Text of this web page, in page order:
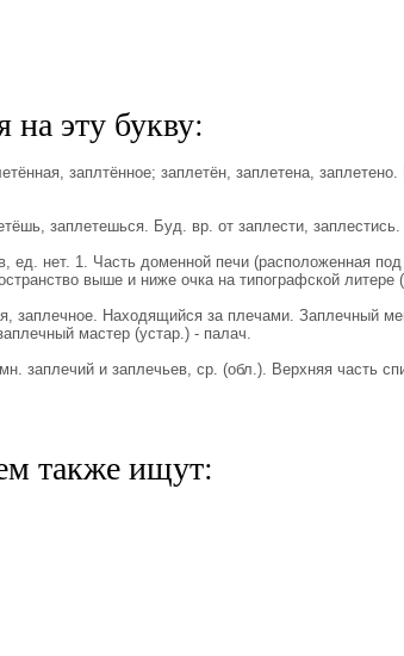
на эту букву:
заплтённое; заплетён, заплетена, заплетено.
заплетешься. Буд. вр. от заплести, заплестись.
нет. 1. Часть доменной печи (расположенная под
выше и ниже очка на типографской литере
заплечное. Находящийся за плечами. Заплечный
мастер (устар.) - палач.
заплечий и заплечьев, ср. (обл.). Верхняя часть
также ищут: